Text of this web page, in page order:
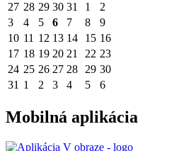
27 28 29 30 31 1
2
3
4 5 6 7 8
9
10 11 12 13 14 15 16
17 18 19 20 21 22 23
24 25 26 27 28 29 30
31 1 2 3 4 5 6
Mobilná aplikácia